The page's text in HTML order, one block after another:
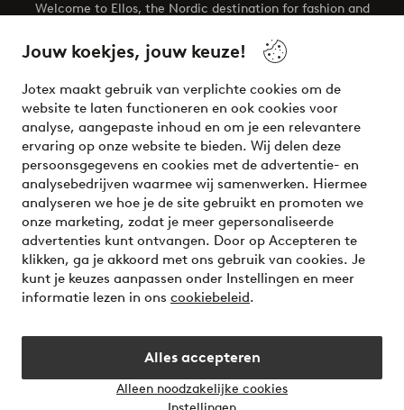
Jouw koekjes, jouw keuze!
Jotex maakt gebruik van verplichte cookies om de
website te laten functioneren en ook cookies voor
analyse, aangepaste inhoud en om je een relevantere
ervaring op onze website te bieden. Wij delen deze
persoonsgegevens en cookies met de advertentie- en
analysebedrijven waarmee wij samenwerken. Hiermee
analyseren we hoe je de site gebruikt en promoten we
onze marketing, zodat je meer gepersonaliseerde
advertenties kunt ontvangen. Door op Accepteren te
klikken, ga je akkoord met ons gebruik van cookies. Je
kunt je keuzes aanpassen onder Instellingen en meer
informatie lezen in ons cookiebeleid.
Alles accepteren
Alleen noodzakelijke cookies
Welcome to Ellos, the Nordic destination for fashion and
your wardrobe. Your next inspiring look is here!
Veilig betalen - Nu betalen of opsplitsen
Wil je meer weten over onze betaalopties?